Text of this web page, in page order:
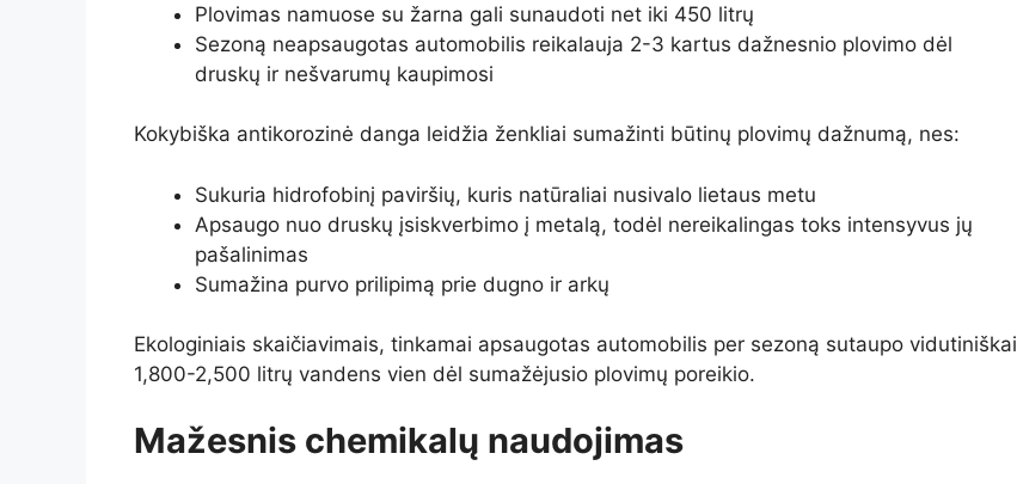
Plovimas namuose su žarna gali sunaudoti net iki 450 litrų
Sezoną neapsaugotas automobilis reikalauja 2-3 kartus dažnesnio plovimo dėl
druskų ir nešvarumų kaupimosi
Kokybiška antikorozinė danga leidžia ženkliai sumažinti būtinų plovimų dažnumą, nes:
Sukuria hidrofobinį paviršių, kuris natūraliai nusivalo lietaus metu
Apsaugo nuo druskų įsiskverbimo į metalą, todėl nereikalingas toks intensyvus jų
pašalinimas
Sumažina purvo prilipimą prie dugno ir arkų
Ekologiniais skaičiavimais, tinkamai apsaugotas automobilis per sezoną sutaupo vidutiniškai
1,800-2,500 litrų vandens vien dėl sumažėjusio plovimų poreikio.
Mažesnis chemikalų naudojimas